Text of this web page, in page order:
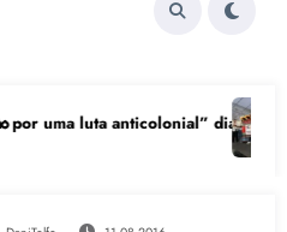
dia 24/11 na UFGRS
Feicoop é marcada